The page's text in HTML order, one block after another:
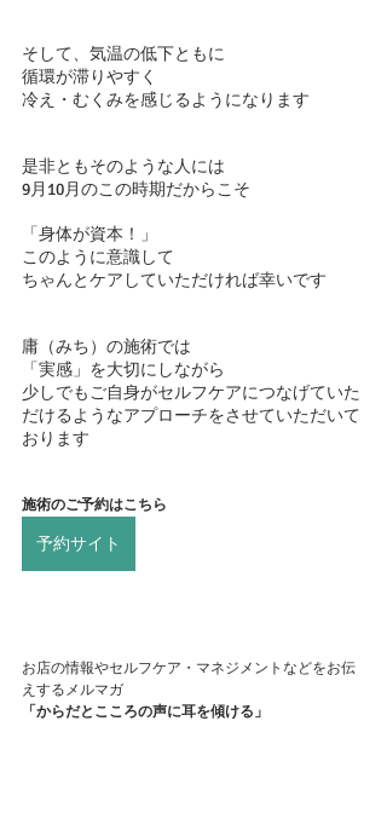
そして、気温の低下ともに
循環が滞りやすく
冷え・むくみを感じるようになります
是非ともそのような人には
9月10月のこの時期だからこそ
「身体が資本！」
このように意識して
ちゃんとケアしていただければ幸いです
庸（みち）の施術では
「実感」を大切にしながら
少しでもご自身がセルフケアにつなげていた
だけるようなアプローチをさせていただいて
おります
施術のご予約はこちら
予約サイト
お店の情報やセルフケア・マネジメントなどをお伝
えするメルマガ
「からだとこころの声に耳を傾ける」